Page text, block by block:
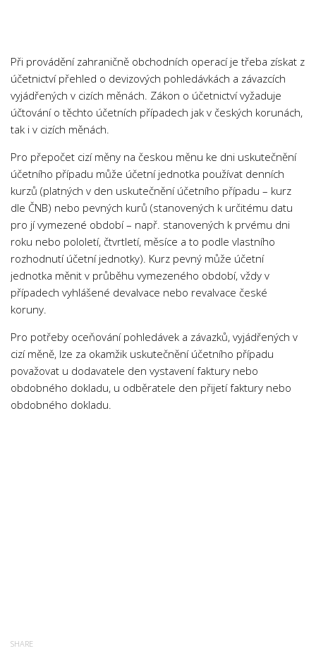
Ekologie
Ekonomie
Fyzika
Jazyky
Management
Marketing
Němčina
Občanská nauka
Pedagogika
Společenské vědy
Technika
Při provádění zahraničně obchodních operací je třeba získat z
účetnictví přehled o devizových pohledávkách a závazcích
vyjádřených v cizích měnách. Zákon o účetnictví vyžaduje
účtování o těchto účetních případech jak v českých korunách,
tak i v cizích měnách.
Pro přepočet cizí měny na českou měnu ke dni uskutečnění
účetního případu může účetní jednotka používat denních
kurzů (platných v den uskutečnění účetního případu – kurz
dle ČNB) nebo pevných kurů (stanovených k určitému datu
pro jí vymezené období – např. stanovených k prvému dni
roku nebo pololetí, čtvrtletí, měsíce a to podle vlastního
rozhodnutí účetní jednotky). Kurz pevný může účetní
jednotka měnit v průběhu vymezeného období, vždy v
případech vyhlášené devalvace nebo revalvace české
koruny.
Pro potřeby oceňování pohledávek a závazků, vyjádřených v
cizí měně, lze za okamžik uskutečnění účetního případu
považovat u dodavatele den vystavení faktury nebo
obdobného dokladu, u odběratele den přijetí faktury nebo
obdobného dokladu.
SHARE